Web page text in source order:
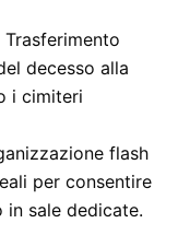
Trasferimento
decesso alla
i cimiteri
flash
per consentire
in sale dedicate.